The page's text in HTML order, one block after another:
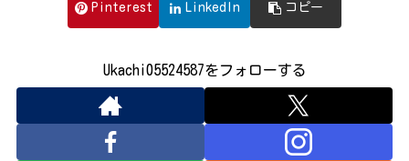
Pinterest LinkedIn コピー
Ukachi05524587をフォローする